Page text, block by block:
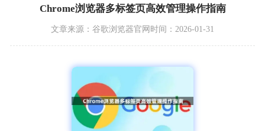
Chrome浏览器多标签页高效管理操作指南
文章来源： 谷歌浏览器官网 时间：2026-01-31